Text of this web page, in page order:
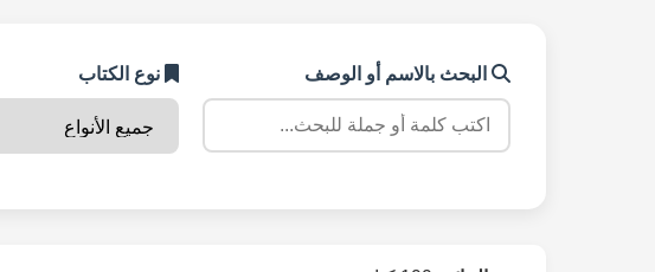
البحث بالاسم أو الوصف نوع الكتاب